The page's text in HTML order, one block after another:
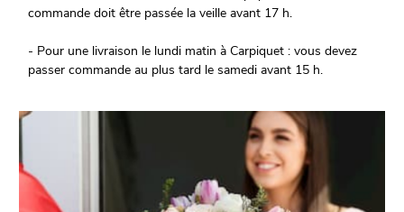
commande doit être passée la veille avant 17 h.
- Pour une livraison le lundi matin à Carpiquet : vous devez
passer commande au plus tard le samedi avant 15 h.